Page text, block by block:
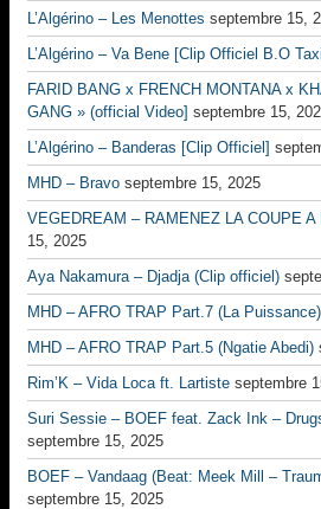
L’Algérino – Les Menottes septembre 15,
L’Algérino – Va Bene [Clip Officiel B.O
FARID BANG x FRENCH MONTANA x
GANG » (official Video] septembre 15,
L’Algérino – Banderas [Clip Officiel]
MHD – Bravo septembre 15, 2025
VEGEDREAM – RAMENEZ LA COUPE A
15, 2025
Aya Nakamura – Djadja (Clip officiel)
MHD – AFRO TRAP Part.7 (La Puissance)
MHD – AFRO TRAP Part.5 (Ngatie Abedi)
Rim’K – Vida Loca ft. Lartiste septembre
Suri Sessie – BOEF feat. Zack Ink –
septembre 15, 2025
BOEF – Vandaag (Beat: Meek Mill –
septembre 15, 2025